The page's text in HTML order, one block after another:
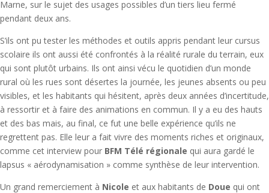
Marne, sur le sujet des usages possibles d’un tiers lieu fermé
pendant deux ans.
S’ils ont pu tester les méthodes et outils appris pendant leur cursus
scolaire ils ont aussi été confrontés à la réalité rurale du terrain, eux
qui sont plutôt urbains. Ils ont ainsi vécu le quotidien d’un monde
rural où les rues sont désertes la journée, les jeunes absents ou peu
visibles, et les habitants qui hésitent, après deux années d’incertitude,
à ressortir et à faire des animations en commun. Il y a eu des hauts
et des bas mais, au final, ce fut une belle expérience qu’ils ne
regrettent pas. Elle leur a fait vivre des moments riches et originaux,
comme cet interview pour BFM Télé régionale qui aura gardé le
lapsus « aérodynamisation » comme synthèse de leur intervention.
Un grand remerciement à Nicole et aux habitants de Doue qui ont